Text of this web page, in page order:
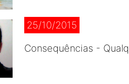
25/10/2015
Consequências -